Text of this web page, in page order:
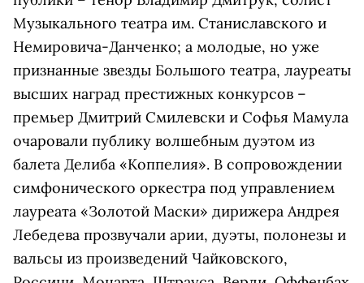
Музыкального театра им. Станиславского и
Немировича-Данченко; а молодые, но уже
признанные звезды Большого театра, лауреаты
высших наград престижных конкурсов –
премьер Дмитрий Смилевски и Софья Мамула
очаровали публику волшебным дуэтом из
балета Делиба «Коппелия». В сопровождении
симфонического оркестра под управлением
лауреата «Золотой Маски» дирижера Андрея
Лебедева прозвучали арии, дуэты, полонезы и
вальсы из произведений Чайковского,